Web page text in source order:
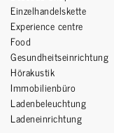
Einzelhandelskette
Experience centre
Food
Gesundheitseinrichtung
Hörakustik
Immobilienbüro
Ladenbeleuchtung
Ladeneinrichtung